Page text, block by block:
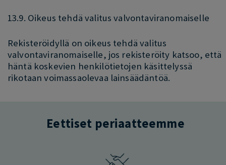
13.9. Oikeus tehdä valitus valvontaviranomaiselle
Rekisteröidyllä on oikeus tehdä valitus
valvontaviranomaiselle, jos rekisteröity katsoo, että
häntä koskevien henkilötietojen käsittelyssä
rikotaan voimassaolevaa lainsäädäntöä.
Eettiset periaatteemme